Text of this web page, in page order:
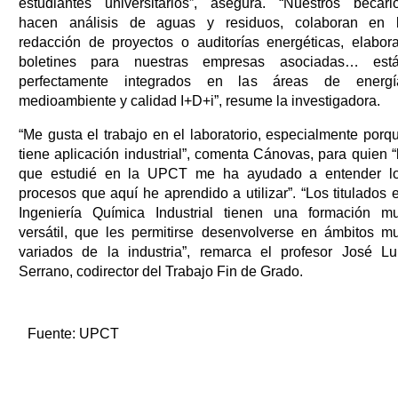
hacen análisis de aguas y residuos, colaboran en
redacción de proyectos o auditorías energéticas,
boletines para nuestras empresas asociadas…
perfectamente integrados en las áreas de
medioambiente y calidad I+D+i”, resume la investigadora.
“Me gusta el trabajo en el laboratorio, especialmente
tiene aplicación industrial”, comenta Cánovas, para quien
que estudié en la UPCT me ha ayudado a entender
procesos que aquí he aprendido a utilizar”. “Los titulados
Ingeniería Química Industrial tienen una formación
versátil, que les permitirse desenvolverse en ámbitos
variados de la industria”, remarca el profesor José
Serrano, codirector del Trabajo Fin de Grado.
Fuente: UPCT